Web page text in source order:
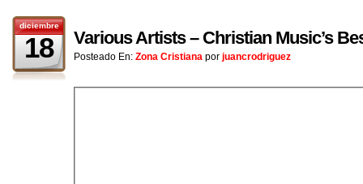
diciembre
18 Various Artists – Christian Music’s
Posteado En: Zona Cristiana por juancrodriguez